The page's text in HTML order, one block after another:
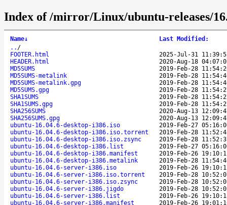
Index of /mirror/Linux/ubuntu-releases/
Name↓ Last Modified :
.. /
FOOTER.html
2025-Jul-31
HEADER.html
2020-Aug-18
MD5SUMS
2019-Feb-28
MD5SUMS-metalink
2019-Feb-28
MD5SUMS-metalink.gpg
2019-Feb-28
MD5SUMS.gpg
2019-Feb-28
SHA1SUMS
2019-Feb-28
SHA1SUMS.gpg
2019-Feb-28
SHA256SUMS
2020-Aug-13
SHA256SUMS.gpg
2020-Aug-13
ubuntu-16.04.6-desktop-i386.iso
2019-Feb-27
ubuntu-16.04.6-desktop-i386.iso.torrent
2019-Feb-28
ubuntu-16.04.6-desktop-i386.iso.zsync
2019-Feb-28
ubuntu-16.04.6-desktop-i386.list
2019-Feb-27
ubuntu-16.04.6-desktop-i386.manifest
2019-Feb-26
ubuntu-16.04.6-desktop-i386.metalink
2019-Feb-28
ubuntu-16.04.6-server-i386.iso
2019-Feb-26
ubuntu-16.04.6-server-i386.iso.torrent
2019-Feb-28
ubuntu-16.04.6-server-i386.iso.zsync
2019-Feb-28
ubuntu-16.04.6-server-i386.jigdo
2019-Feb-28
ubuntu-16.04.6-server-i386.list
2019-Feb-26
ubuntu-16.04.6-server-i386.manifest
2019-Feb-26